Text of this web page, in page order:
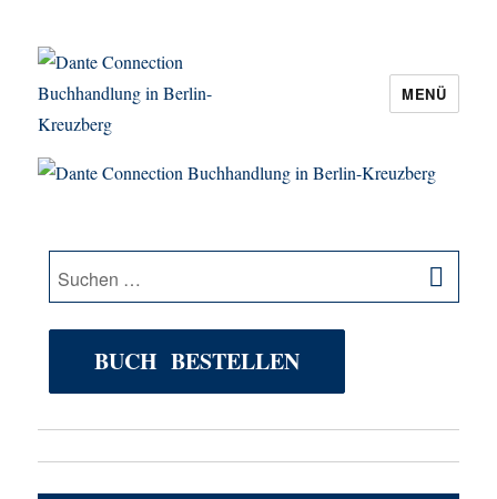
Dante Connection Buchhandlung in
MENÜ
Suche
nach:
BUCH BESTELLEN